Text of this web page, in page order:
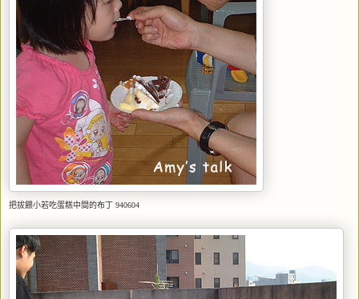
把拔餵小若吃蛋糕中間的布丁 940604